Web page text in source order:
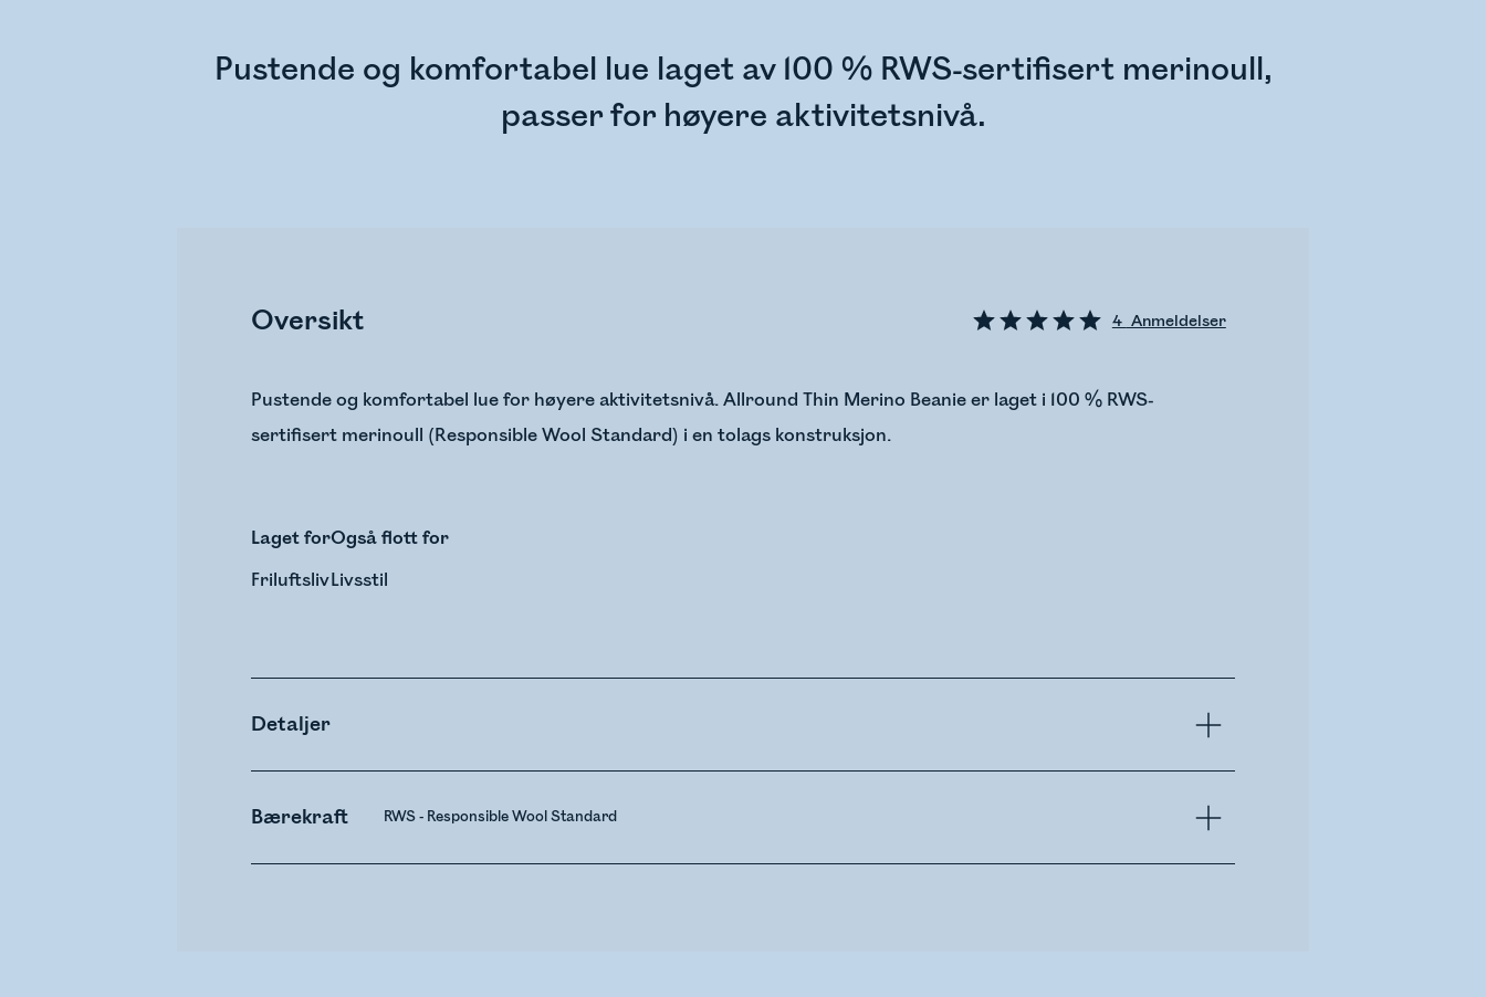
Pustende og komfortabel lue laget av 100 % RWS-sertifisert merinoull,
passer for høyere aktivitetsnivå.
Oversikt 4 Anmeldelser
Pustende og komfortabel lue for høyere aktivitetsnivå. Allround Thin Merino Beanie er laget i 100 % RWS-
sertifisert merinoull (Responsible Wool Standard) i en tolags konstruksjon.
Laget for
Friluftsliv
Også flott for
Livsstil
Detaljer
Bærekraft RWS - Responsible Wool Standard